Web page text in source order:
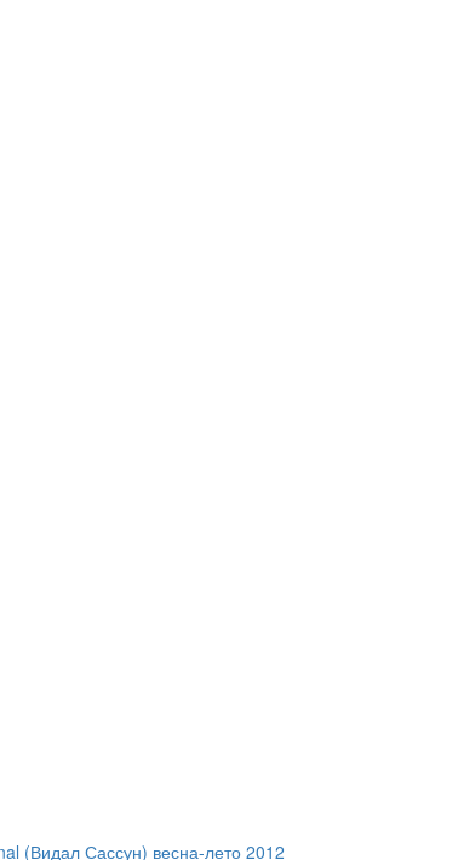
(Видал Сассун) весна-лето 2012